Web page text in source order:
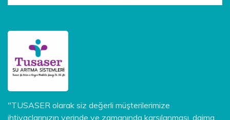
"TUSASER olarak siz değerli müşterilerimize
ihtiyaçlarınızın yerinde ve zamanında karşılanması, daima